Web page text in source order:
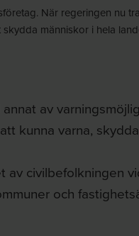
När regeringen nu
människor i hela
av
kunna varna,
av civilbefolkningen
och